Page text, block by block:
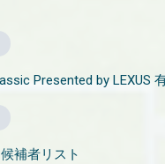
Presented by LEXUS
補者リスト